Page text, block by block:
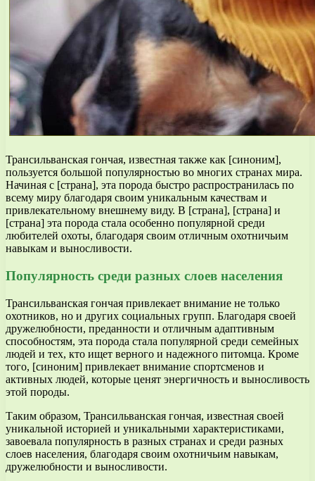
Трансильванская гончая, известная также как [синоним],
пользуется большой популярностью во многих странах мира.
Начиная с [страна], эта порода быстро распространилась по
всему миру благодаря своим уникальным качествам и
привлекательному внешнему виду. В [страна], [страна] и
[страна] эта порода стала особенно популярной среди
любителей охоты, благодаря своим отличным охотничьим
навыкам и выносливости.
Популярность среди разных слоев населения
Трансильванская гончая привлекает внимание не только
охотников, но и других социальных групп. Благодаря своей
дружелюбности, преданности и отличным адаптивным
способностям, эта порода стала популярной среди семейных
людей и тех, кто ищет верного и надежного питомца. Кроме
того, [синоним] привлекает внимание спортсменов и
активных людей, которые ценят энергичность и выносливость
этой породы.
Таким образом, Трансильванская гончая, известная своей
уникальной историей и уникальными характеристиками,
завоевала популярность в разных странах и среди разных
слоев населения, благодаря своим охотничьим навыкам,
дружелюбности и выносливости.